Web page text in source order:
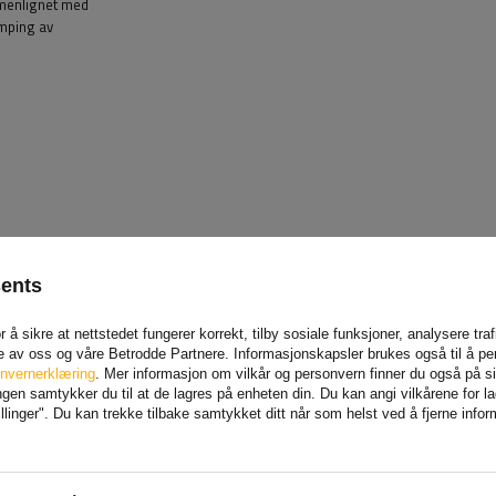
med
av
med kjøleribber som gir bedre varmeavledning, og
boltet, noe som gjør det enkelt å fjerne hele
betydelig. Spesiell forrigling lar deg også endre
behov, noe som øker funksjonaliteten til systemet.
å sikre at nettstedet fungerer korrekt, tilby sosiale funksjoner, analysere
oss og våre Betrodde Partnere. Informasjonskapsler brukes også til å
. Mer informasjon om vilkår og personvern finner du også på
samtykker du til at de lagres på enheten din. Du kan angi vilkårene for
Du kan trekke tilbake samtykket ditt når som helst ved å fjerne